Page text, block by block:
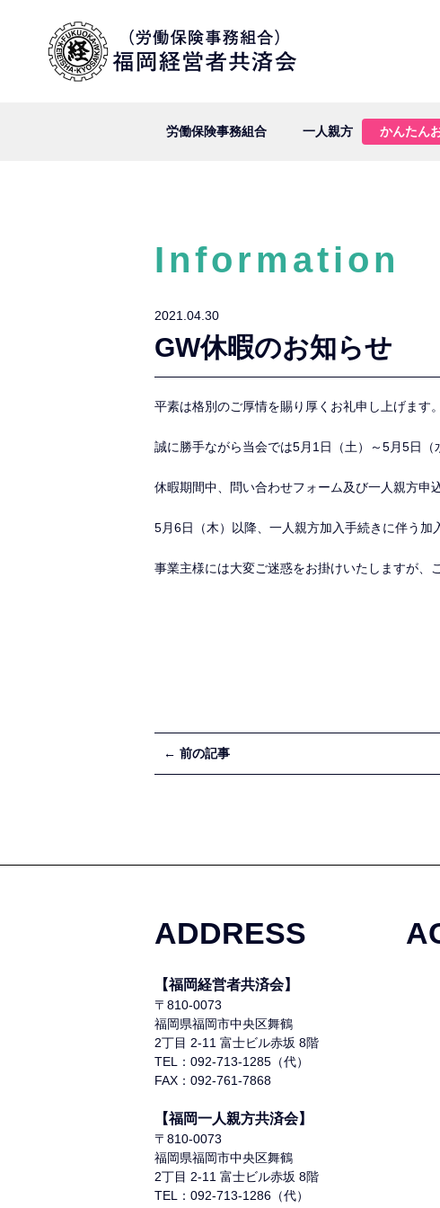
労働保険事務組合 一人親方 かんたん
Information
2021.04.30
GW休暇のお知らせ
平素は格別のご厚情を賜り厚くお礼申し上げます。
誠に勝手ながら当会では5月1日（土）～5月5日（
休暇期間中、問い合わせフォーム及び一人親方申
5月6日（木）以降、一人親方加入手続きに伴う加
事業主様には大変ご迷惑をお掛けいたしますが、
← 前の記事
ADDRESS
【福岡経営者共済会】
〒810-0073
福岡県福岡市中央区舞鶴
2丁目 2-11 富士ビル赤坂 8階
TEL：092-713-1285（代）
FAX：092-761-7868
【福岡一人親方共済会】
〒810-0073
福岡県福岡市中央区舞鶴
2丁目 2-11 富士ビル赤坂 8階
TEL：092-713-1286（代）